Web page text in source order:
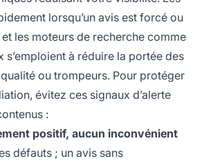
lorsqu’un avis est forcé ou
les moteurs de recherche comme
s’emploient à réduire la portée des
ou trompeurs. Pour protéger
évitez ces signaux d’alerte
:
positif, aucun inconvénient
défauts ; un avis sans